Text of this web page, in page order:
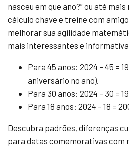
nasceu em que ano?” ou até
cálculo chave e treine com
melhorar sua agilidade
mais interessantes e
Para 45 anos: 2024 – 45 =
aniversário no ano).
Para 30 anos: 2024 – 30 =
Para 18 anos: 2024 – 18 =
Descubra padrões, diferenças
para datas comemorativas com